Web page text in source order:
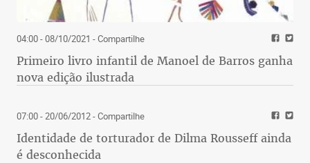
04:00 - 08/10/2021 - Compartilhe
Primeiro livro infantil de Manoel de Barros ganha
nova edição ilustrada
07:00 - 20/06/2012- Compartilhe
Identidade de torturador de Dilma Rousseff ainda
é desconhecida